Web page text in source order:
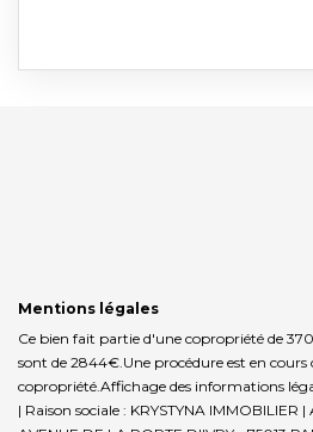
Mentions légales
Ce bien fait partie d'une copropriété de 370
sont de 2844€. Une procédure est en cours
copropriété. Affichage des informations
| Raison sociale : KRYSTYNA IMMOBILIER |